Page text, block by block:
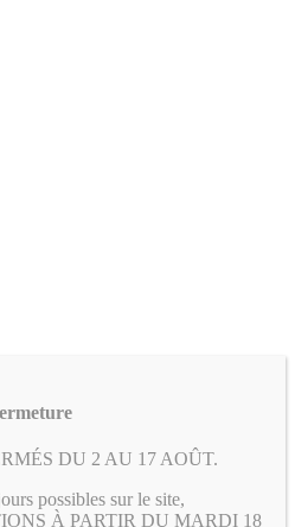
DU 2 AU 17 AOÛT.
possibles sur le site,
À PARTIR DU MARDI 18